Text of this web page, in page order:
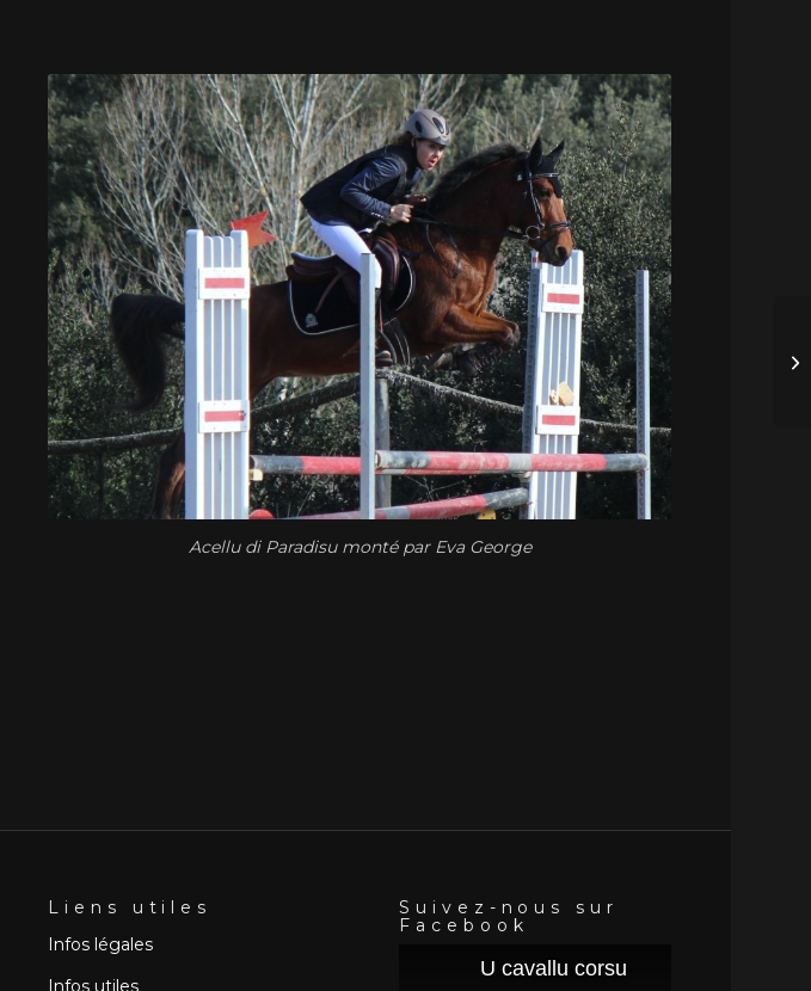
Acellu di Paradisu monté par Eva George
Liens utiles
Infos légales
Infos utiles
Suivez-nous sur
Facebook
U cavallu corsu